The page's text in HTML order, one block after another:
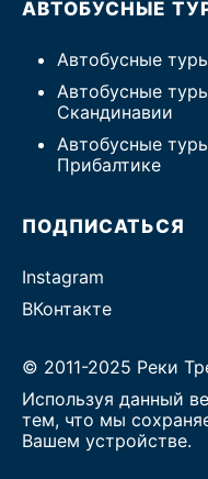
АВТОБУСНЫЕ
Автобусные
Автобусные
Скандинавии
Автобусные
Прибалтике
ПОДПИСАТЬСЯ
Instagram
ВКонтакте
© 2011-2025 Реки
Используя данный
тем, что мы
Вашем устройстве.